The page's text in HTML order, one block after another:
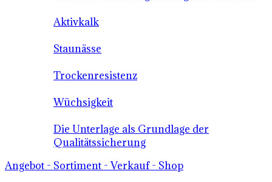
Aktivkalk
Staunässe
Trockenresistenz
Wüchsigkeit
Die Unterlage als Grundlage der
Qualitätssicherung
Angebot - Sortiment - Verkauf - Shop